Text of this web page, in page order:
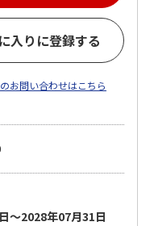
入りに登録する
お問い合わせはこちら
～2028年07月31日